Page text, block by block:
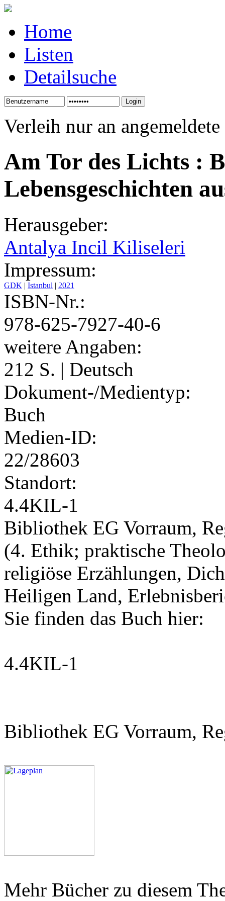
Home
Listen
Detailsuche
Verleih nur an
Am Tor des Lichts :
Lebensgeschichten
Herausgeber:
Antalya Incil Kiliseleri
Impressum:
GDK | Istanbul | 2021
ISBN-Nr.:
978-625-7927-40-6
weitere Angaben:
212 S. | Deutsch
Dokument-/Medientyp:
Buch
Medien-ID:
22/28603
Standort:
4.4KIL-1
Bibliothek EG Vorraum,
(4. Ethik; praktische
religiöse Erzählungen,
Heiligen Land,
Sie finden das Buch hier:
4.4KIL-1
Bibliothek EG Vorraum,
Mehr Bücher zu diesem